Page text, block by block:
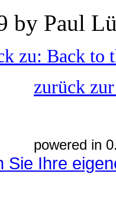
by Paul
zu: Back to
zurück
powered in
Sie Ihre